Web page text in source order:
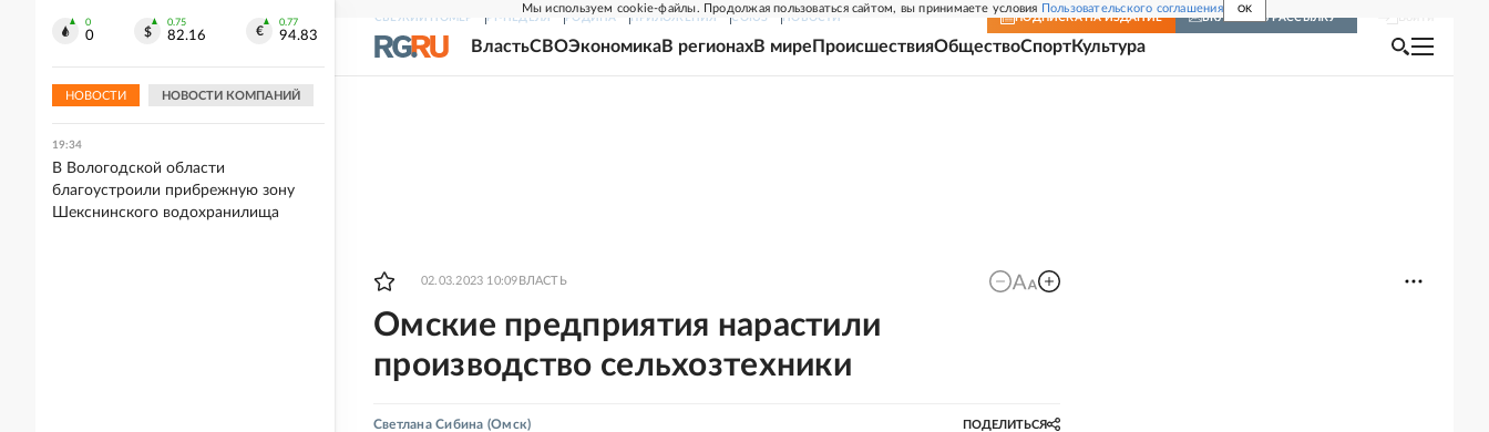
Мы используем cookie-файлы. Продолжая пользоваться сайтом, вы принимаете условия Пользовательского соглашения OK
СВЕЖИЙ НОМЕР РГ-НЕДЕЛЯ РОДИНА ПРИЛОЖЕНИЯ СОЮЗ НОВОСТИ ПОДПИСКА НА ИЗДАНИЕ ВКЛЮЧИТЬ РАССЫЛКУ
ВластьСВОЭкономикаВ регионахВ мире ПроисшествияОбществоСпортКультура
02.03.2023 10:09 ВЛАСТЬ
Омские предприятия нарастили
производство сельхозтехники
Светлана Сибина (Омск) ПОДЕЛИТЬСЯ
0
0
0.75
82.16
0.77
94.83
НОВОСТИ НОВОСТИ КОМПАНИЙ
августа вырос до более 1 млн тонн
19:34
В Вологодской области
благоустроили прибрежную зону
Шекснинского водохранилища